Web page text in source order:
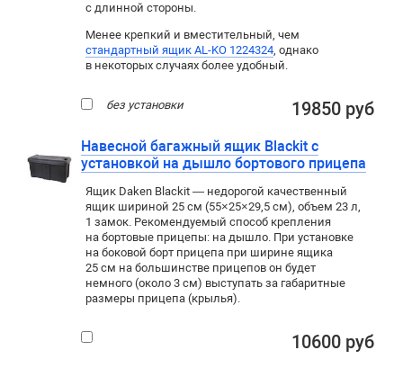
с длинной стороны.
Менее крепкий и вместительный, чем
стандартный ящик AL-KO 1224324, однако
в некоторых случаях более удобный.
без установки 19850 руб
Навесной багажный ящик Blackit с
установкой на дышло бортового прицепа
Ящик Daken Blackit — недорогой качественный
ящик шириной 25 см (55×25×29,5 см), объем 23 л,
1 замок. Рекомендуемый способ крепления
на бортовые прицепы: на дышло. При установке
на боковой борт прицепа при ширине ящика
25 см на большинстве прицепов он будет
немного (около 3 см) выступать за габаритные
размеры прицепа (крылья).
10600 руб